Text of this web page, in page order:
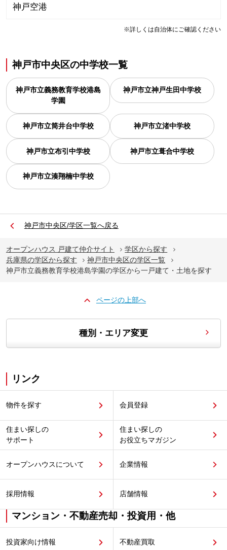
神戸空港
※詳しくは自治体にご確認ください
神戸市中央区の中学校一覧
神戸市立義務教育学校港島
学園
神戸市立神戸生田中学校
神戸市立筒井台中学校 神戸市立渚中学校
神戸市立布引中学校 神戸市立葺合中学校
神戸市立湊翔楠中学校
神戸市中央区/学区一覧へ戻る
オープンハウス 戸建て仲介サイト
学区から探す
兵庫県の学区から探す
神戸市中央区の学区一覧
神戸市立義務教育学校港島学園の学区から一戸建て・土地を探す
ページの上部へ
種別・エリア変更
リンク
物件を探す 会員登録
住まい探しの
サポート
住まい探しの
お役立ちマガジン
オープンハウスについて 企業情報
採用情報 店舗情報
マンション・不動産売却・投資用・他
投資家向け情報 不動産買取